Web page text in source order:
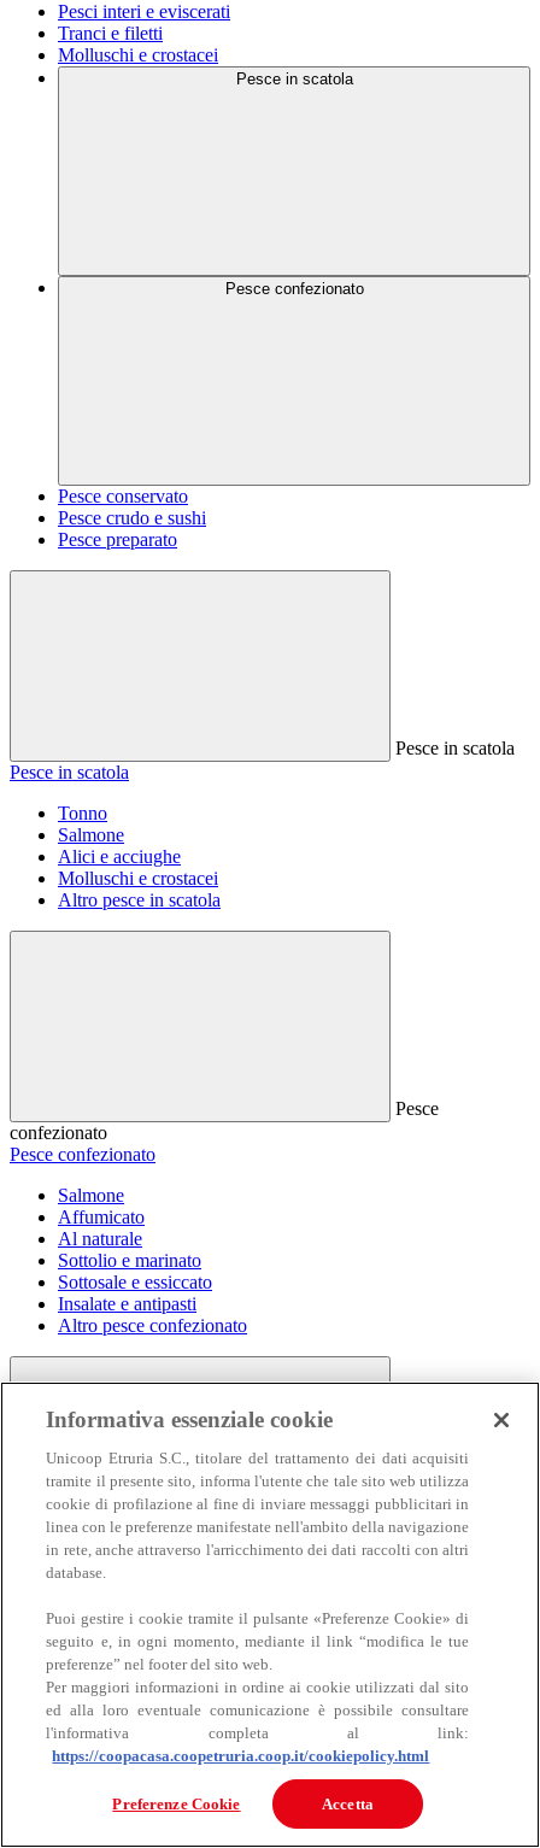
Pesci interi e eviscerati
Tranci e filetti
Molluschi e crostacei
Pesce in scatola
Pesce confezionato
Pesce conservato
Pesce crudo e sushi
Pesce preparato
Pesce in scatola
Pesce in scatola
Tonno
Salmone
Alici e acciughe
Molluschi e crostacei
Altro pesce in scatola
Pesce
confezionato
Pesce confezionato
Salmone
Affumicato
Al naturale
Sottolio e marinato
Sottosale e essiccato
Insalate e antipasti
Altro pesce confezionato
Carne
Carne
Bovino
Informativa essenziale cookie
Unicoop Etruria S.C., titolare del trattamento dei dati acquisiti
tramite il presente sito, informa l'utente che tale sito web utilizza
cookie di profilazione al fine di inviare messaggi pubblicitari in
linea con le preferenze manifestate nell'ambito della navigazione
in rete, anche attraverso l'arricchimento dei dati raccolti con altri
database.
Puoi gestire i cookie tramite il pulsante «Preferenze Cookie» di
seguito e, in ogni momento, mediante il link “modifica le tue
preferenze” nel footer del sito web.
Per maggiori informazioni in ordine ai cookie utilizzati dal sito
ed alla loro eventuale comunicazione è possibile consultare
l'informativa completa al link:
https://coopacasa.coopetruria.coop.it/cookiepolicy.html
Preferenze Cookie Accetta